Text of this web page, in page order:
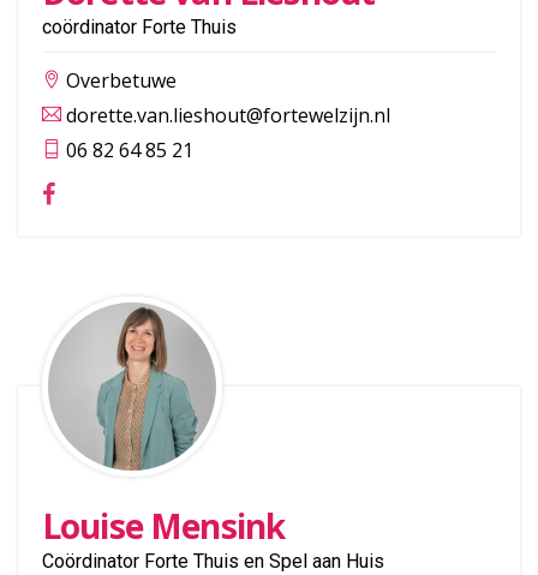
coördinator Forte Thuis
Overbetuwe
dorette.van.lieshout@fortewelzijn.nl
06 82 64 85 21
Louise Mensink
Coördinator Forte Thuis en Spel aan Huis